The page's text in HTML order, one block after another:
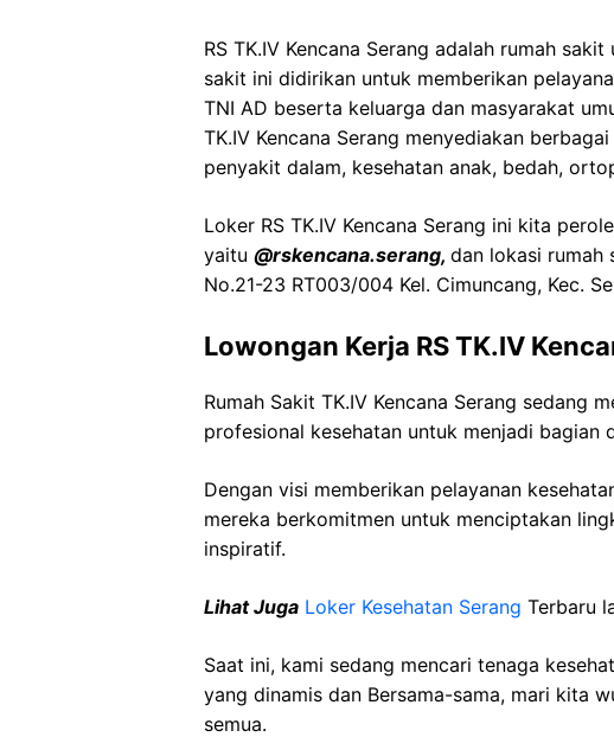
RS TK.IV Kencana Serang adalah rumah
sakit ini didirikan untuk memberikan
TNI AD beserta keluarga dan masyarakat
TK.IV Kencana Serang menyediakan
penyakit dalam, kesehatan anak, bedah,
Loker RS TK.IV Kencana Serang ini kita
yaitu @rskencana.serang, dan lokasi rumah
No.21-23 RT003/004 Kel. Cimuncang, Kec.
Lowongan Kerja RS TK.IV
Rumah Sakit TK.IV Kencana Serang sedang
profesional kesehatan untuk menjadi bagian
Dengan visi memberikan pelayanan
mereka berkomitmen untuk menciptakan
inspiratif.
Lihat Juga Loker Kesehatan Serang Terbaru
Saat ini, kami sedang mencari tenaga
yang dinamis dan Bersama-sama, mari kita
semua.